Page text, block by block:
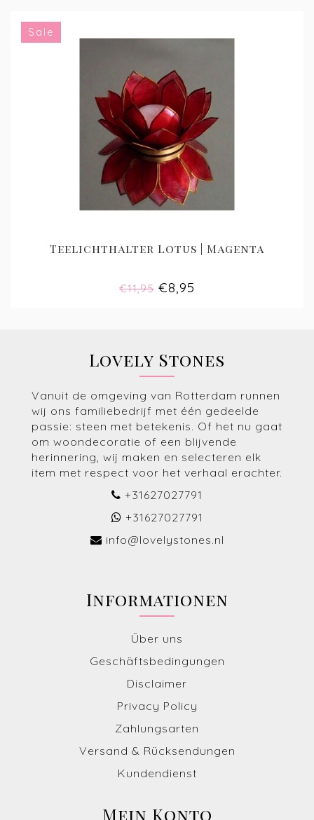
Sale
Teelichthalter Lotus | Magenta
€11,95 €8,95
Lovely Stones
Vanuit de omgeving van Rotterdam runnen
wij ons familiebedrijf met één gedeelde
passie: steen met betekenis. Of het nu gaat
om woondecoratie of een blijvende
herinnering, wij maken en selecteren elk
item met respect voor het verhaal erachter.
+31627027791
+31627027791
info@lovelystones.nl
Informationen
Über uns
Geschäftsbedingungen
Disclaimer
Privacy Policy
Zahlungsarten
Versand & Rücksendungen
Kundendienst
Mein Konto